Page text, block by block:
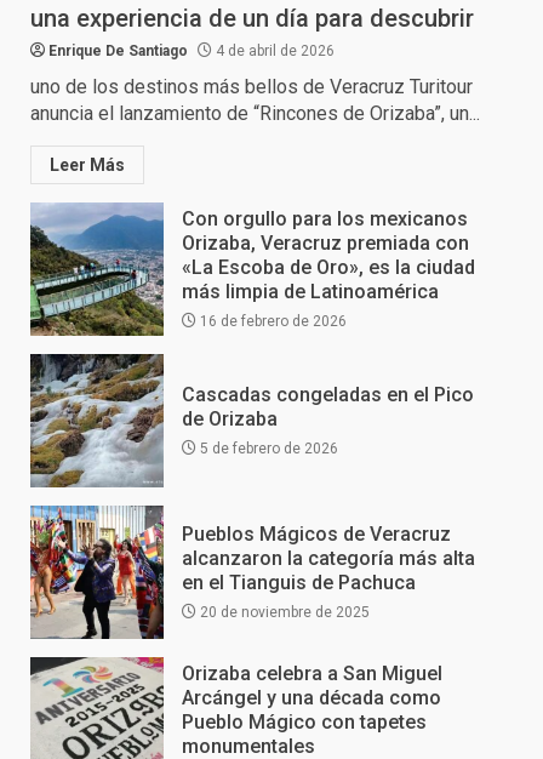
una experiencia de un día para descubrir
Enrique De Santiago 4 de abril de 2026
uno de los destinos más bellos de Veracruz Turitour
anuncia el lanzamiento de “Rincones de Orizaba”, un...
Leer Más
Con orgullo para los mexicanos
Orizaba, Veracruz premiada con
«La Escoba de Oro», es la ciudad
más limpia de Latinoamérica
16 de febrero de 2026
Cascadas congeladas en el Pico
de Orizaba
5 de febrero de 2026
Pueblos Mágicos de Veracruz
alcanzaron la categoría más alta
en el Tianguis de Pachuca
20 de noviembre de 2025
Orizaba celebra a San Miguel
Arcángel y una década como
Pueblo Mágico con tapetes
monumentales